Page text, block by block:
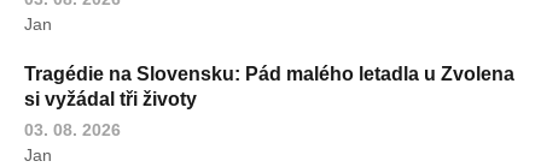
Jan
Tragédie na Slovensku: Pád malého letadla u Zvolena
si vyžádal tři životy
03. 08. 2026
Jan